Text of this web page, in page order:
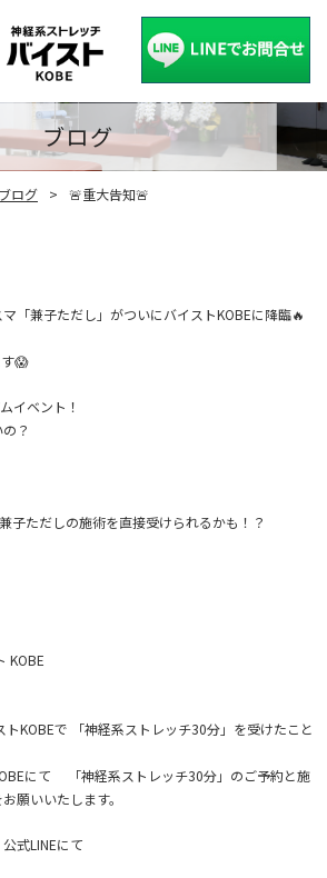
ブログ
ブログ 🚨重大告知🚨
「兼子ただし」がついにバイストKOBEに降臨🔥
😱
イベント！
？
ただしの施術を直接受けられるかも！？
KOBE
トKOBEで 「神経系ストレッチ30分」を受けたこと
にて 「神経系ストレッチ30分」のご予約と施
願いいたします。
式LINEにて